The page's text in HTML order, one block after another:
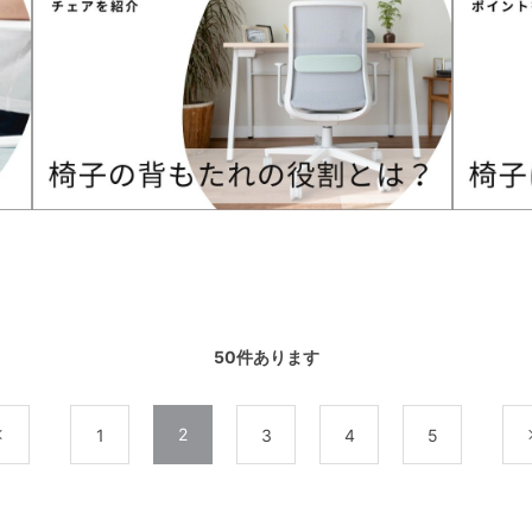
50件あります
1 2 3 4 5